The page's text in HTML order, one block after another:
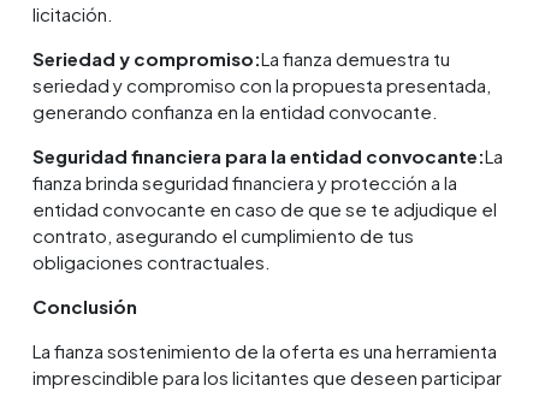
licitación.
Seriedad y compromiso:La fianza demuestra tu
seriedad y compromiso con la propuesta presentada,
generando confianza en la entidad convocante.
Seguridad financiera para la entidad convocante:La
fianza brinda seguridad financiera y protección a la
entidad convocante en caso de que se te adjudique el
contrato, asegurando el cumplimiento de tus
obligaciones contractuales.
Conclusión
La fianza sostenimiento de la oferta es una herramienta
imprescindible para los licitantes que deseen participar